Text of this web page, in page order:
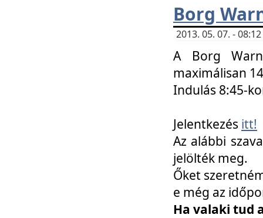
Borg
2013. 05. 07. -
A Borg
maximálisan
Indulás 8:45-
Jelentkezés itt!
Az alábbi
jelölték meg.
Őket
e még az
Ha valaki tud